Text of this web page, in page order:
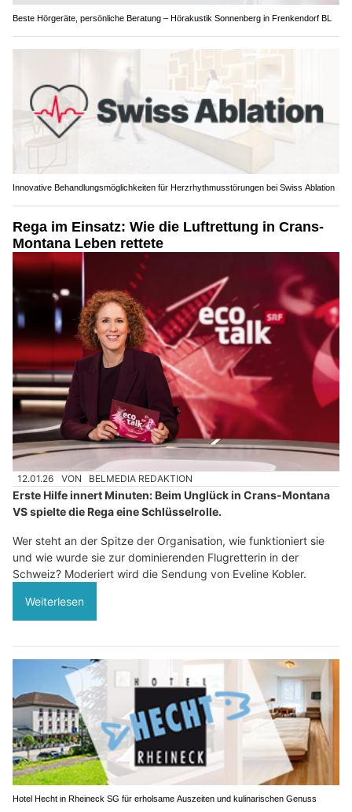
Beste Hörgeräte, persönliche Beratung – Hörakustik Sonnenberg in Frenkendorf BL
Innovative Behandlungsmöglichkeiten für Herzrhythmusstörungen bei Swiss Ablation
Rega im Einsatz: Wie die Luftrettung in Crans-
Montana Leben rettete
12.01.26 VON BELMEDIA REDAKTION
Erste Hilfe innert Minuten: Beim Unglück in Crans-Montana
VS spielte die Rega eine Schlüsselrolle.
Wer steht an der Spitze der Organisation, wie funktioniert sie
und wie wurde sie zur dominierenden Flugretterin in der
Schweiz? Moderiert wird die Sendung von Eveline Kobler.
Weiterlesen
Hotel Hecht in Rheineck SG für erholsame Auszeiten und kulinarischen Genuss